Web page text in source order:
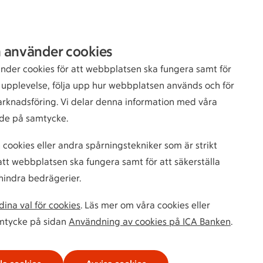
använder cookies
cookies för att webbplatsen ska fungera samt för
följa upp hur webbplatsen används och för
Vi delar denna information med våra
på samtycke.
cookies eller andra spårningstekniker som är strikt
webbplatsen ska fungera samt för att säkerställa
bedrägerier.
val för cookies. Läs mer om våra cookies eller
på sidan Användning av cookies på ICA Banken.